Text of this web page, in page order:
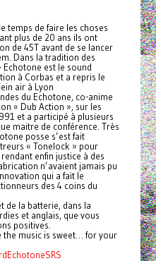
temps de faire les choses
plus de 20 ans ils ont
de 45T avant de se lancer
Dans la tradition des
est le sound
à Corbas et a repris le
air à Lyon
du Echotone, co-anime
« Dub Action », sur les
et a participé à plusieurs
maitre de conférence. Très
posse s’est fait
« Tonelock » pour
enfin justice à des
n’avaient jamais pu
qui a fait le
des 4 coins du
de la batterie, dans la
et anglais, que vous
positives.
music is sweet… for your